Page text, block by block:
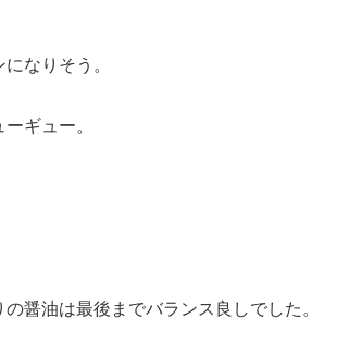
なりそう。
ギュー。
醤油は最後までバランス良しでした。